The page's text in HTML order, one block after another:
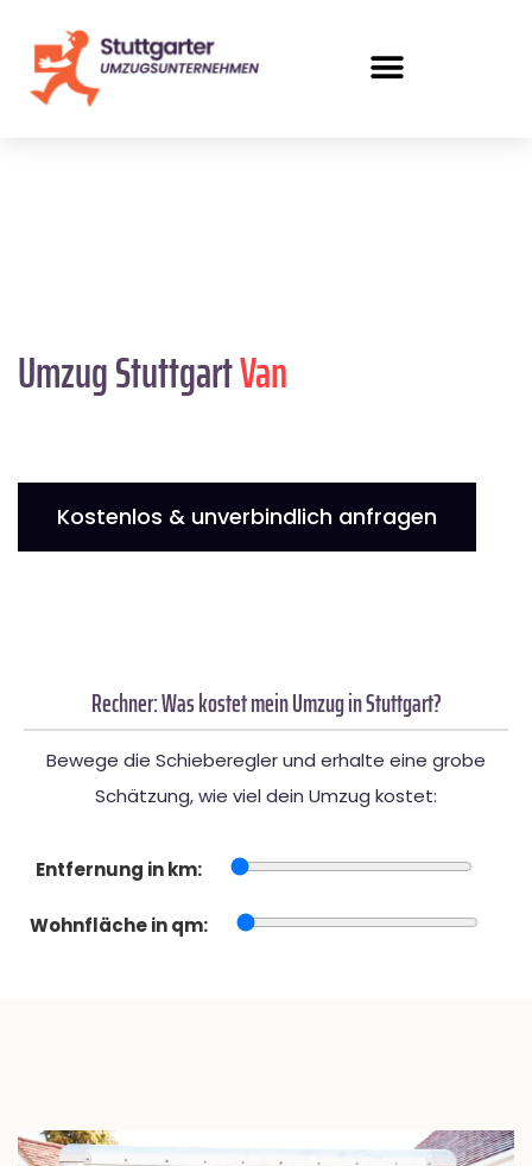
Umzug StuttgartVan
Kostenlos & unverbindlich anfragen
Rechner: Was kostet mein Umzug in Stuttgart?
Bewege die Schieberegler und erhalte eine grobe
Schätzung, wie viel dein Umzug kostet:
Entfernung in km:
Wohnfläche in qm: